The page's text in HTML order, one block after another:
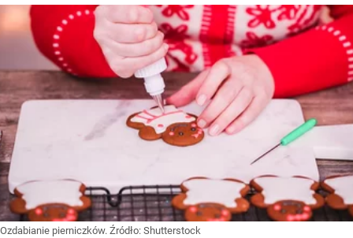
Ozdabianie pierniczków. Źródło: Shutterstock